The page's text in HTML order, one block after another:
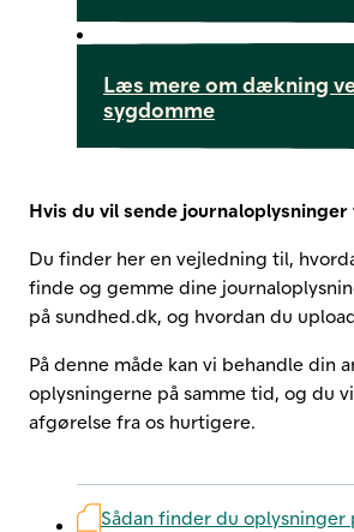
Læs mere om dækning
sygdomme
Hvis du vil sende journaloplysninger
Du finder her en vejledning til,
finde og gemme dine
på sundhed.dk, og hvordan du
På denne måde kan vi behandle din
oplysningerne på samme tid, og du
afgørelse fra os hurtigere.
Sådan finder du oplysninger